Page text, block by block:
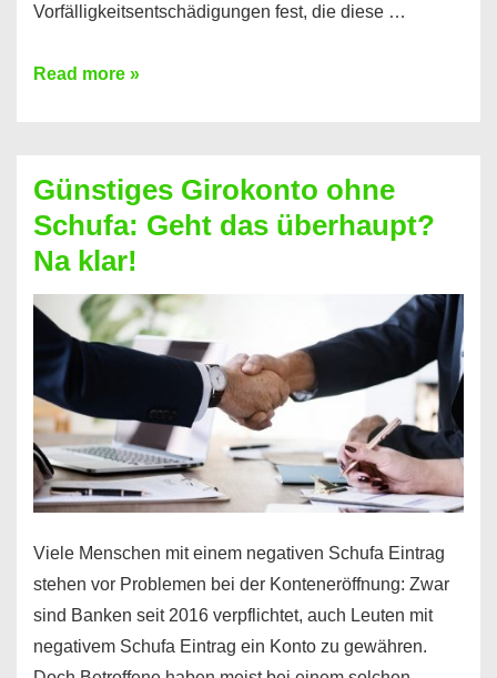
Vorfälligkeitsentschädigungen fest, die diese …
Kredit
dabei
profitieren
–
So
funktioniert’s
Read more »
Günstiges Girokonto ohne
Schufa: Geht das überhaupt?
Na klar!
Viele Menschen mit einem negativen Schufa Eintrag
stehen vor Problemen bei der Konteneröffnung: Zwar
sind Banken seit 2016 verpflichtet, auch Leuten mit
negativem Schufa Eintrag ein Konto zu gewähren.